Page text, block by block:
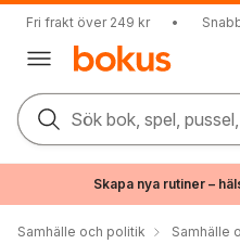
Fri frakt över 249 kr •
Sök bok, spel,
Skapa nya rutiner –
Samhälle och politik Samhälle